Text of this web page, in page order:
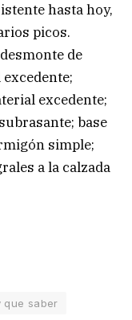
hasta hoy,
picos.
de
excedente;
base
simple;
a la calzada
que saber